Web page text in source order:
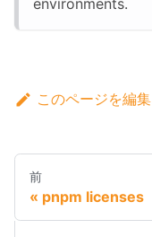
environments.
このページを編集
前
pnpm licenses